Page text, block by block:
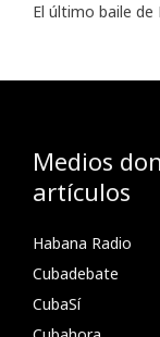
El último baile
Medios
artículos
Habana Radio
Cubadebate
CubaSí